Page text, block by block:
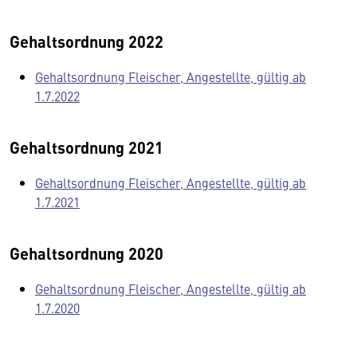
Gehaltsordnung 2022
Gehaltsordnung Fleischer, Angestellte, gültig ab
1.7.2022
Gehaltsordnung 2021
Gehaltsordnung Fleischer, Angestellte, gültig ab
1.7.2021
Gehaltsordnung 2020
Gehaltsordnung Fleischer, Angestellte, gültig ab
1.7.2020